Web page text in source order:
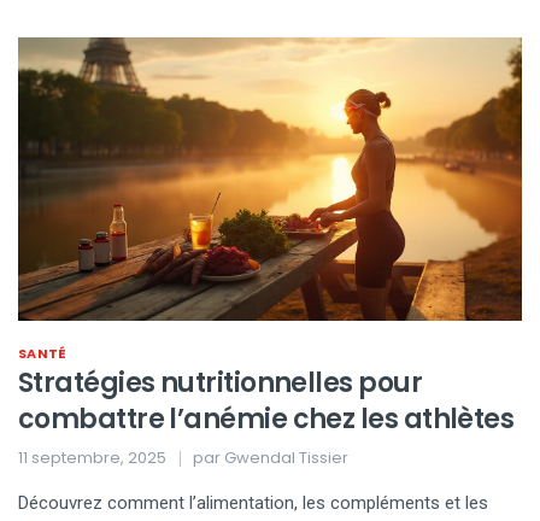
SANTÉ
Stratégies nutritionnelles pour
combattre l’anémie chez les athlètes
11 septembre, 2025 par Gwendal Tissier
Découvrez comment l’alimentation, les compléments et les